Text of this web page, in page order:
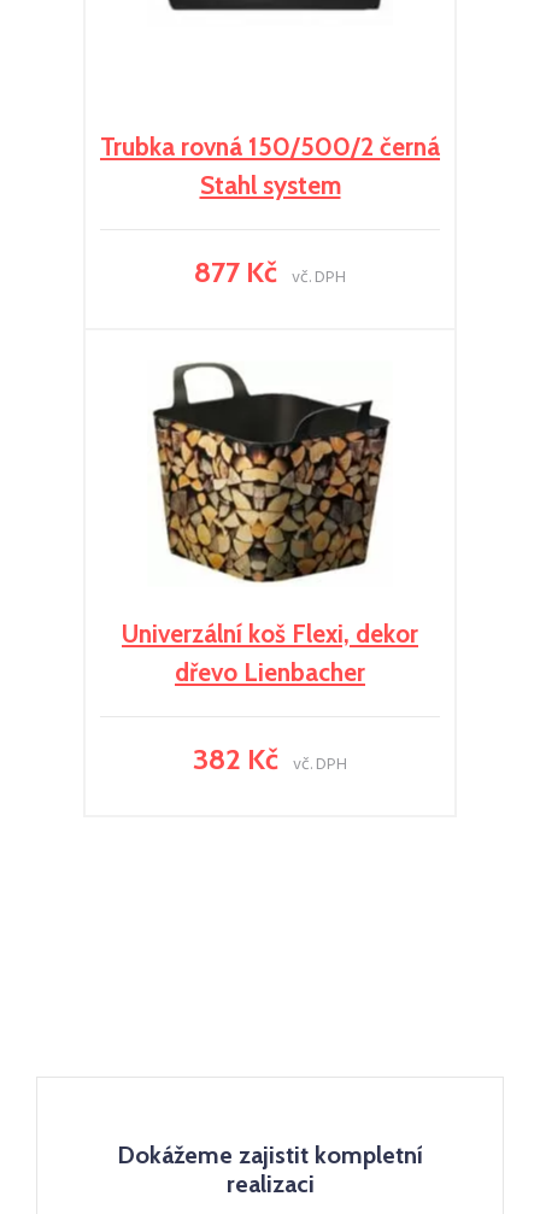
Trubka rovná 150/500/2 černá
Stahl system
877 Kč vč. DPH
Univerzální koš Flexi, dekor
dřevo Lienbacher
382 Kč vč. DPH
Dokážeme zajistit kompletní
realizaci